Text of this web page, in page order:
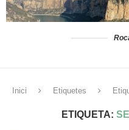
Inici Etiquetes
ETIQUETA: